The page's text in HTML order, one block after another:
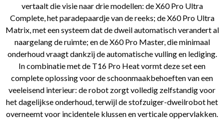
vertaalt die visie naar drie modellen: de X60 Pro Ultra
Complete, het paradepaardje van de reeks; de X60 Pro Ultra
Matrix, met een systeem dat de dweil automatisch verandert al
naargelang de ruimte; en de X60 Pro Master, die minimaal
onderhoud vraagt dankzij de automatische vulling en lediging.
In combinatie met de T16 Pro Heat vormt deze set een
complete oplossing voor de schoonmaakbehoeften van een
veeleisend interieur: de robot zorgt volledig zelfstandig voor
het dagelijkse onderhoud, terwijl de stofzuiger-dweilrobot het
overneemt voor incidentele klussen en verticale oppervlakken.